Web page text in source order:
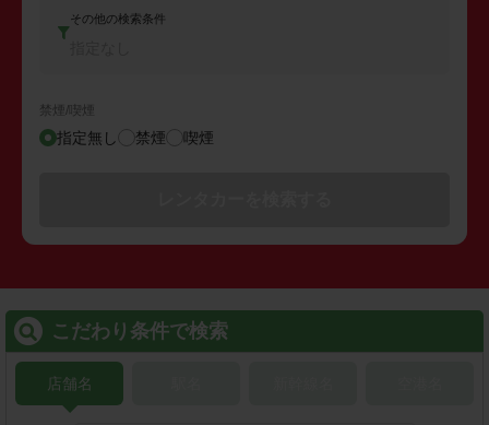
その他の検索条件
禁煙/喫煙
指定無し 禁煙 喫煙
こだわり条件で検索
店舗名